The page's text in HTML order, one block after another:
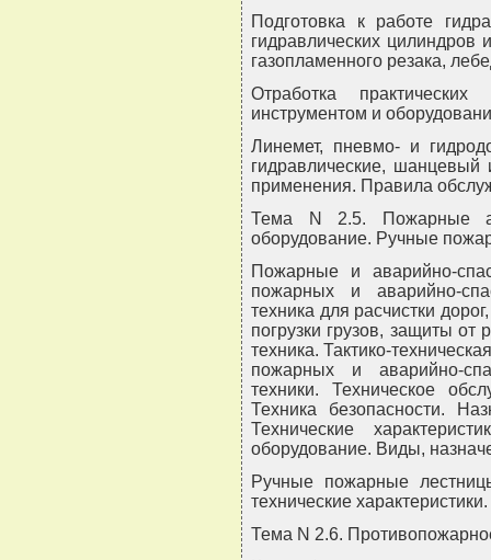
Подготовка к работе
гидравлических цилиндров
газопламенного резака,
Отработка
инструментом и
Линемет, пневмо- и
гидравлические, шанцевый
применения. Правила
Тема N 2.5. Пожарные
оборудование. Ручные
Пожарные и аварийно-
пожарных и аварийно-
техника для расчистки
погрузки грузов, защиты от
техника. Тактико-
пожарных и аварийно-
техники. Техническое
Техника безопасности.
Технические
оборудование. Виды,
Ручные пожарные
технические
Тема N 2.6.